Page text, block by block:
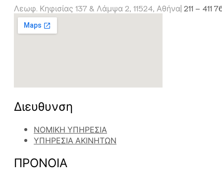
Λεωφ. Κηφισίας 137 & Λάμψα 2, 11524, Αθήνα| 211 – 411
Διευθυνση
ΝΟΜΙΚΗ ΥΠΗΡΕΣΙΑ
ΥΠΗΡΕΣΙΑ ΑΚΙΝΗΤΩΝ
ΠΡΟΝΟΙΑ